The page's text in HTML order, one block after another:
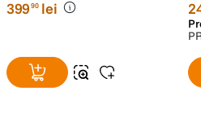
39990 lei